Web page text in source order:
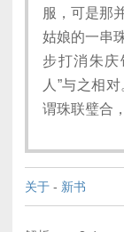
服，可是那
姑娘的一串
步打消朱庆
人”与之相
谓珠联璧合
关于 - 新书